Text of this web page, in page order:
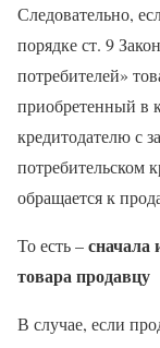
Следовательно,
порядке ст. 9
потребителей»
приобретенный в
кредитодателю с
потребительском
обращается к
То есть –сначала
товара продавцу
В случае, если